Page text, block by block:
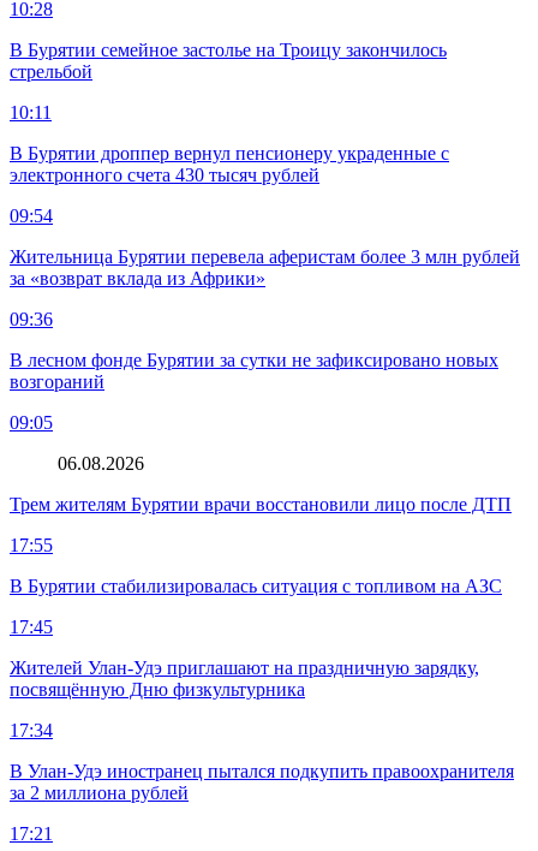
10:28
В Бурятии семейное застолье на Троицу закончилось
стрельбой
10:11
В Бурятии дроппер вернул пенсионеру украденные с
электронного счета 430 тысяч рублей
09:54
Жительница Бурятии перевела аферистам более 3 млн рублей
за «возврат вклада из Африки»
09:36
В лесном фонде Бурятии за сутки не зафиксировано новых
возгораний
09:05
06.08.2026
Трем жителям Бурятии врачи восстановили лицо после ДТП
17:55
В Бурятии стабилизировалась ситуация с топливом на АЗС
17:45
Жителей Улан-Удэ приглашают на праздничную зарядку,
посвящённую Дню физкультурника
17:34
В Улан-Удэ иностранец пытался подкупить правоохранителя
за 2 миллиона рублей
17:21